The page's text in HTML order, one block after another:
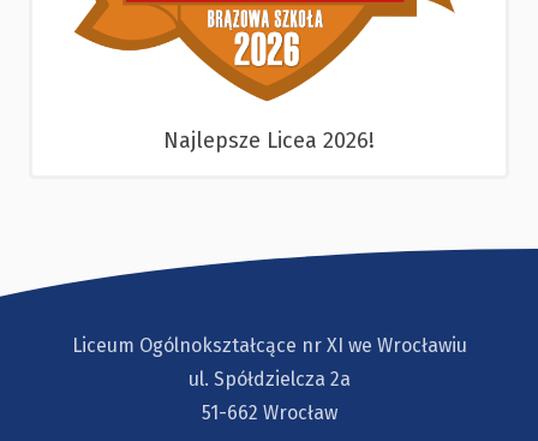
Najlepsze Licea 2026!
Liceum Ogólnokształcące nr XI we Wrocławiu
ul. Spółdzielcza 2a
51-662 Wrocław